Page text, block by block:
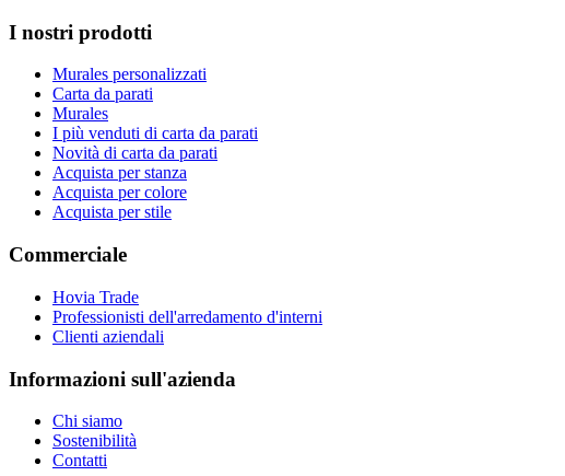
I nostri prodotti
Murales personalizzati
Carta da parati
Murales
I più venduti di carta da parati
Novità di carta da parati
Acquista per stanza
Acquista per colore
Acquista per stile
Commerciale
Hovia Trade
Professionisti dell'arredamento d'interni
Clienti aziendali
Informazioni sull'azienda
Chi siamo
Sostenibilità
Contatti